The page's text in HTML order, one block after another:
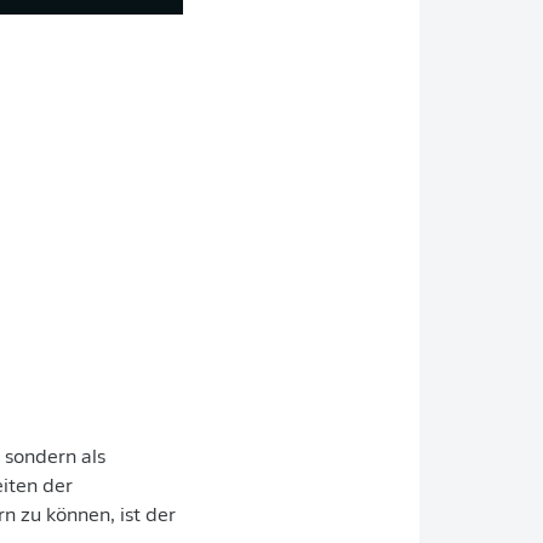
als
der
zu können, ist der